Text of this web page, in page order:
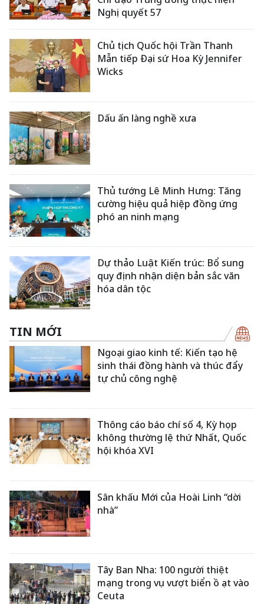
Nghị quyết 57
Chủ tịch Quốc hội Trần Thanh
Mẫn tiếp Đại sứ Hoa Kỳ Jennifer
Wicks
Dấu ấn làng nghề xưa
Thủ tướng Lê Minh Hưng: Tăng
cường hiệu quả hiệp đồng ứng
phó an ninh mạng
Dự thảo Luật Kiến trúc: Bổ sung
quy định nhận diện bản sắc văn
hóa dân tộc
TIN MỚI
Ngoại giao kinh tế: Kiến tạo hệ
sinh thái đồng hành và thúc đẩy
tự chủ công nghệ
Thông cáo báo chí số 4, Kỳ họp
không thường lệ thứ Nhất, Quốc
hội khóa XVI
Sân khấu Mới của Hoài Linh “dời
nhà”
Tây Ban Nha: 100 người thiệt
mạng trong vụ vượt biển ồ ạt vào
Ceuta